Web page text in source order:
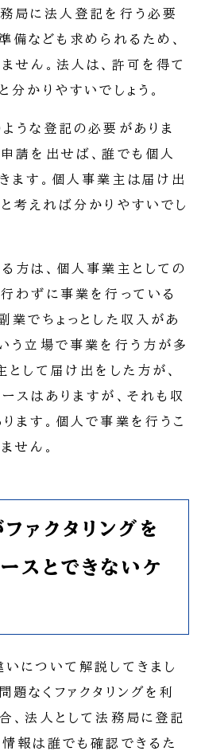
局に法人登記を行う必要
備なども求められるため、
せん。法人は、許可を得て
分かりやすいでしょう。
うな登記の必要がありま
請を出せば、誰でも個人
ます。個人事業主は届け出
考えれば分かりやすいでし
方は、個人事業主としての
わずに事業を行っている
業でちょっとした収入があ
う立場で事業を行う方が多
として届け出をした方が、
スはありますが、それも収
ます。個人で事業を行うこ
せん。
ァクタリングを
スとできないケ
について解説してきまし
題なくファクタリングを利
、法人として法務局に登記
報は誰でも確認できるた